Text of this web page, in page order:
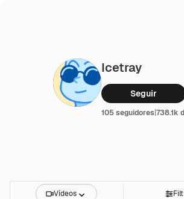
Icetray
Seguir
105 seguidores|738.1k
Vídeos